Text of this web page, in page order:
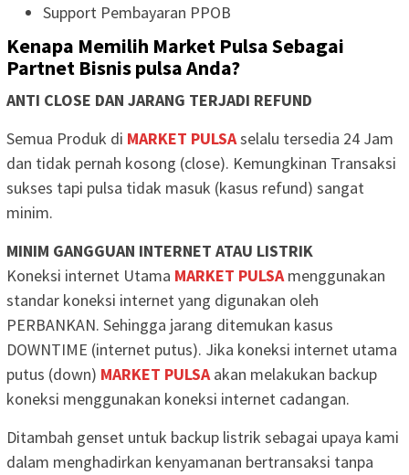
Support Pembayaran PPOB
Kenapa Memilih Market Pulsa Sebagai
Partnet Bisnis pulsa Anda?
ANTI CLOSE DAN JARANG TERJADI REFUND
Semua Produk di MARKET PULSAselalu tersedia 24 Jam
dan tidak pernah kosong (close). Kemungkinan Transaksi
sukses tapi pulsa tidak masuk (kasus refund) sangat
minim.
MINIM GANGGUAN INTERNET ATAU LISTRIK
Koneksi internet Utama MARKET PULSAmenggunakan
standar koneksi internet yang digunakan oleh
PERBANKAN. Sehingga jarang ditemukan kasus
DOWNTIME (internet putus). Jika koneksi internet utama
putus (down) MARKET PULSAakan melakukan backup
koneksi menggunakan koneksi internet cadangan.
Ditambah genset untuk backup listrik sebagai upaya kami
dalam menghadirkan kenyamanan bertransaksi tanpa